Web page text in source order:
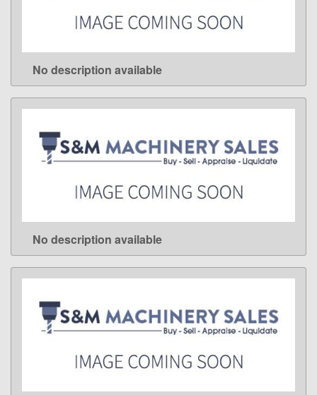
LEARN MORE
No description available
LEARN MORE
No description available